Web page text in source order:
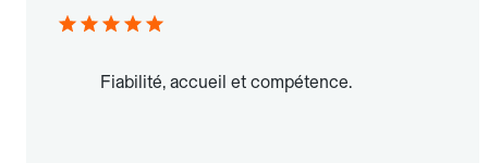
Fiabilité, accueil et compétence.